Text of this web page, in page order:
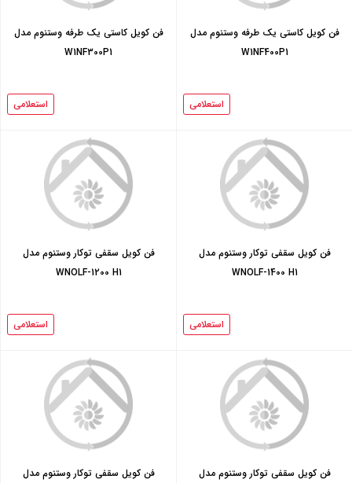
فن کویل کاستی یک طرفه وستنوم مدل
W1NF400P1
استعلامی
فن کویل کاستی یک طرفه وستنوم مدل
W1NF300P1
استعلامی
فن کویل سقفی توکار وستنوم مدل
WNOLF-1400 H1
استعلامی
فن کویل سقفی توکار وستنوم مدل
WNOLF-1200 H1
استعلامی
فن کویل سقفی توکار وستنوم مدل فن کویل سقفی توکار وستنوم مدل